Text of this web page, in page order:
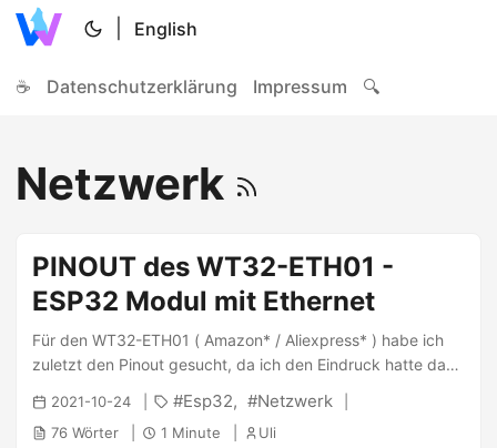
English
☕ Datenschutzerklärung Impressum 🔍
Netzwerk
PINOUT des WT32-ETH01 -
ESP32 Modul mit Ethernet
Für den WT32-ETH01 ( Amazon* / Aliexpress* ) habe ich
zuletzt den Pinout gesucht, da ich den Eindruck hatte dass
im Netz einige falsche herumgeistern. Beispielsweise ist auf
vielen Bilder für den RXD PIN der IO35 angezeichnet,
obwohl der Hersteller IO5 angibt. Dieser Beitrag hier zeigt
2021-10-24 Esp32 Netzwerk
76 Wörter 1 Minute Uli